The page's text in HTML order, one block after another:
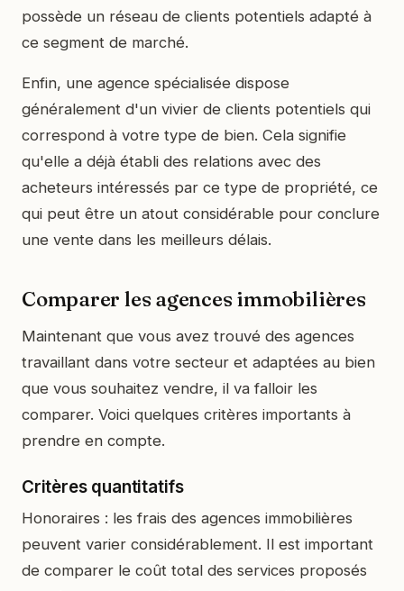
possède un réseau de clients potentiels adapté à
ce segment de marché.
Enfin, une agence spécialisée dispose
généralement d'un vivier de clients potentiels qui
correspond à votre type de bien. Cela signifie
qu'elle a déjà établi des relations avec des
acheteurs intéressés par ce type de propriété, ce
qui peut être un atout considérable pour conclure
une vente dans les meilleurs délais.
Comparer les agences immobilières
Maintenant que vous avez trouvé des agences
travaillant dans votre secteur et adaptées au bien
que vous souhaitez vendre, il va falloir les
comparer. Voici quelques critères importants à
prendre en compte.
Critères quantitatifs
Honoraires : les frais des agences immobilières
peuvent varier considérablement. Il est important
de comparer le coût total des services proposés